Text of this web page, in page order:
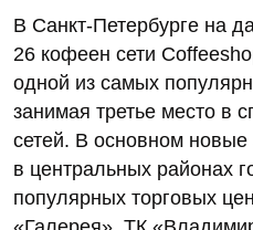
В Санкт-Петербурге на
26 кофеен сети
одной из самых
занимая третье место в
сетей. В основном
в центральных районах
популярных торговых